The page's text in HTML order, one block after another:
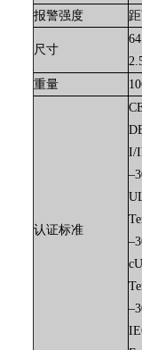
报警强度
尺寸
重量
认证标准
I/